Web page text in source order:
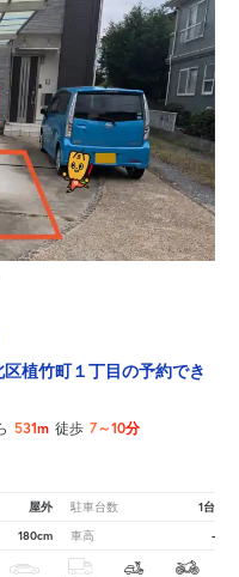
植竹町１丁目の予約でき
531m 徒歩 7～10分
屋外 駐車台数 1台
180cm 車高 -